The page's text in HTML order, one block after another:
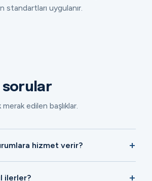
uygulanır.
sorular
edilen başlıklar.
hizmet verir?
ilerler?